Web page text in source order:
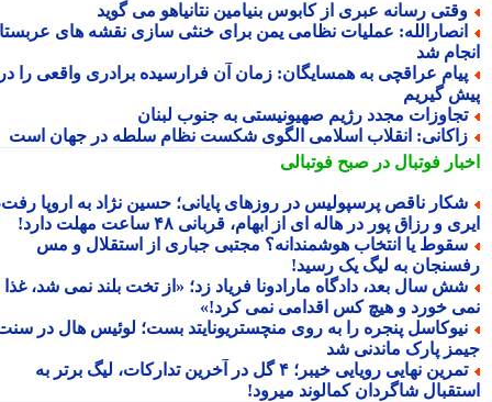
رسانه عبری از کابوس بنیامین نتانیاهو می گوید
عملیات نظامی یمن برای خنثی سازی نقشه های عربستان
شد
عراقچی به همسایگان: زمان آن فرارسیده برادری واقعی را در
گیریم
مجدد رژیم صهیونیستی به جنوب لبنان
انقلاب اسلامی الگوی شکست نظام سلطه در جهان است
فوتبال در صبح فوتبالی
ناقص پرسپولیس در روزهای پایانی؛ حسین نژاد به اروپا رفت،
و رزاق پور در هاله ای از ابهام، قربانی ۴۸ ساعت مهلت دارد!
یا انتخاب هوشمندانه؟ مجتبی جباری از استقلال و مس
به لیگ یک رسید!
سال بعد، دادگاه مارادونا فریاد زد؛ «از تخت بلند نمی شد، غذا
خورد و هیچ کس اقدامی نمی کرد!»
پنجره را به روی منچستریونایتد بست؛ لوئیس هال در سنت
پارک ماندنی شد
تمرین نهایی رویایی خیبر؛ ۴ گل در آخرین تدارکات، لیگ برتر به
شاگردان کمالوند میرود!